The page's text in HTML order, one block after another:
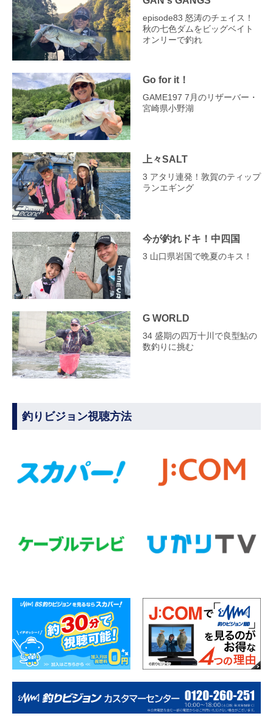
episode83 怒涛のチェイス！
秋の七色ダムをビッグベイト
オンリーで釣れ
Go for it！
GAME197 7月のリザーバー・
宮崎県小野湖
上々SALT
3 アタリ連発！敦賀のティップ
ランエギング
今が釣れドキ！中四国
3 山口県岩国で晩夏のキス！
G WORLD
34 盛期の四万十川で良型鮎の
数釣りに挑む
釣りビジョン視聴方法